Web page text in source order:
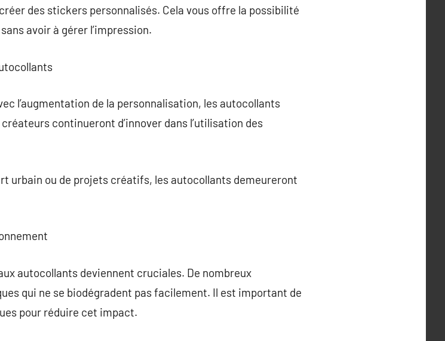
des stickers personnalisés. Cela vous offre la possibilité
avoir à gérer l’impression.
l’augmentation de la personnalisation, les autocollants
continueront d’innover dans l’utilisation des
urbain ou de projets créatifs, les autocollants demeureront
autocollants deviennent cruciales. De nombreux
qui ne se biodégradent pas facilement. Il est important de
pour réduire cet impact.